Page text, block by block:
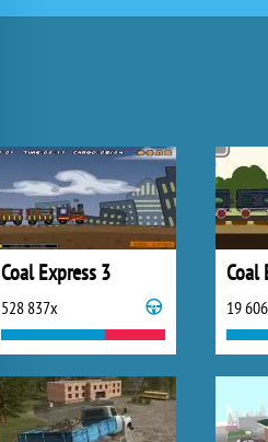
Coal Express 3
528 837x
Coal
19